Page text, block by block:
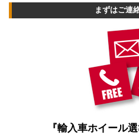
まずはご連
『輸入車ホイール